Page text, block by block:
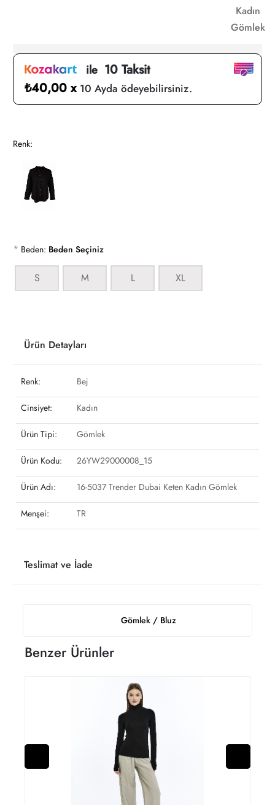
Kadın
Gömlek
ile10 Taksit
₺40,00 x 10 Ayda ödeyebilirsiniz.
Renk:
* Beden: Beden Seçiniz
S M L XL
Gömlek / Bluz
Ürün Detayları
Renk: Bej
Cinsiyet: Kadın
Ürün Tipi: Gömlek
Ürün Kodu: 26YW29000008_15
Ürün Adı: 16-5037 Trender Dubai Keten Kadın Gömlek
Menşei: TR
Teslimat ve İade
Benzer Ürünler